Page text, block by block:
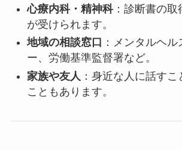
心療内科・精神科：診断書の取
が受けられます。
地域の相談窓口 ：メンタルヘ
ー、労働基準監督署など。
家族や友人 ：身近な人に話す
こともあります。